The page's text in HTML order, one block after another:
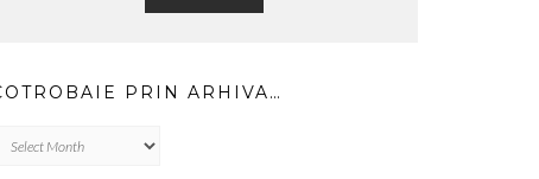
PRIN ARHIVA…
prin